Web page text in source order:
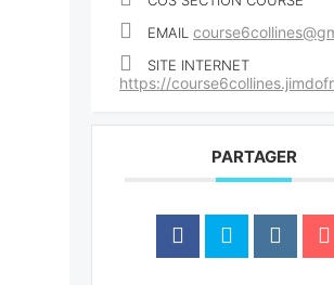
EMAIL
SITE INTERNET
https://
PARTAGER